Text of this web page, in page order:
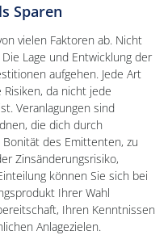
Sparen
vielen Faktoren ab. Nicht
Lage und Entwicklung der
aufgehen. Jede Art
da nicht jede
Veranlagungen sind
die dich durch
des Emittenten, zu
Zinsänderungsrisiko,
können Sie sich bei
Ihrer Wahl
Ihren Kenntnissen
Anlagezielen.